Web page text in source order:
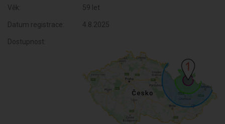
Věk: 59 let
Datum registrace: 4.8.2025
Dostupnost: